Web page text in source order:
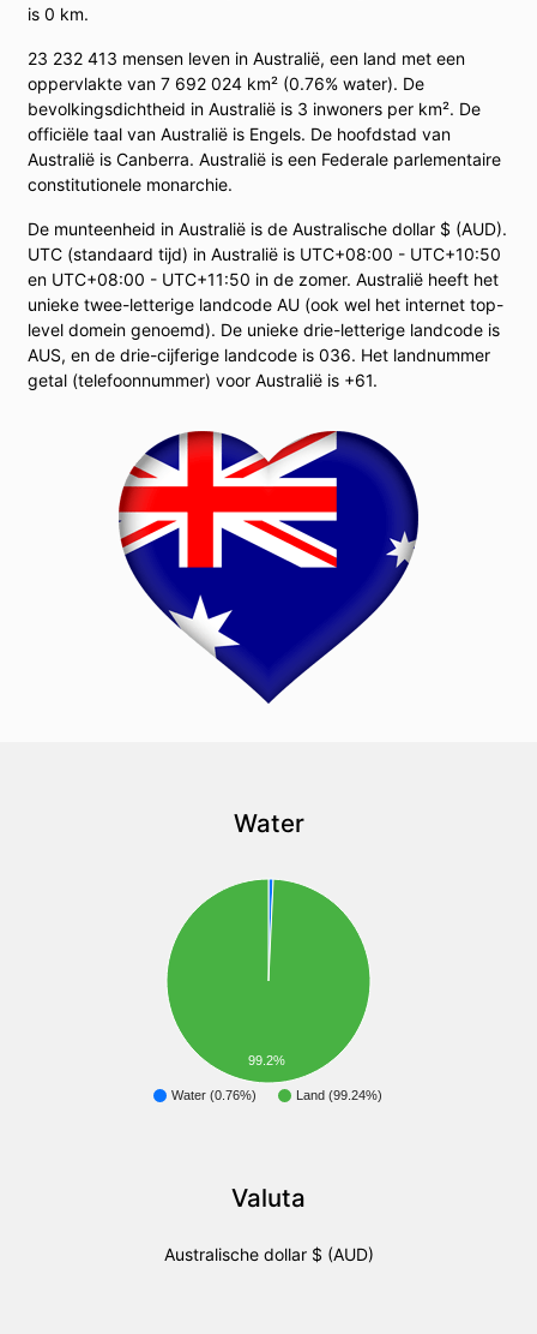
is 0 km.
23 232 413 mensen leven in Australië, een land met een
oppervlakte van 7 692 024 km² (0.76% water). De
bevolkingsdichtheid in Australië is 3 inwoners per km². De
officiële taal van Australië is Engels. De hoofdstad van
Australië is Canberra. Australië is een Federale parlementaire
constitutionele monarchie.
De munteenheid in Australië is de Australische dollar $ (AUD).
UTC (standaard tijd) in Australië is UTC+08:00 - UTC+10:50
en UTC+08:00 - UTC+11:50 in de zomer. Australië heeft het
unieke twee-letterige landcode AU (ook wel het internet top-
level domein genoemd). De unieke drie-letterige landcode is
AUS, en de drie-cijferige landcode is 036. Het landnummer
getal (telefoonnummer) voor Australië is +61.
Water
Water (0.76%) Land (99.24%)
99.2%
Valuta
Australische dollar $ (AUD)